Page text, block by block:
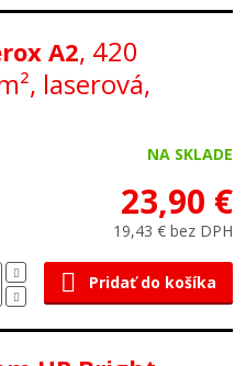
A2, 420
laserová,
NA SKLADE
23,90 €
19,43 € bez DPH
Pridať do košíka